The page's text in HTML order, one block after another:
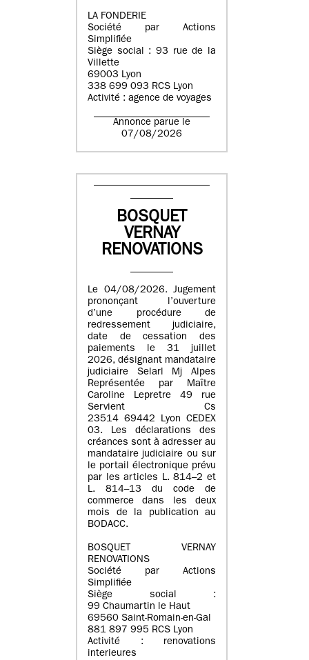
LA FONDERIE
Société par Actions
Simplifiée
Siège social : 93 rue de la
Villette
69003 Lyon
338 699 093 RCS Lyon
Activité : agence de voyages
Annonce parue le
07/08/2026
BOSQUET
VERNAY
RENOVATIONS
Le 04/08/2026. Jugement
prononçant l’ouverture
d’une procédure de
redressement judiciaire,
date de cessation des
paiements le 31 juillet
2026, désignant mandataire
judiciaire Selarl Mj Alpes
Représentée par Maître
Caroline Lepretre 49 rue
Servient Cs
23514 69442 Lyon CEDEX
03. Les déclarations des
créances sont à adresser au
mandataire judiciaire ou sur
le portail électronique prévu
par les articles L. 814–2 et
L. 814–13 du code de
commerce dans les deux
mois de la publication au
BODACC.
BOSQUET VERNAY
RENOVATIONS
Société par Actions
Simplifiée
Siège social :
99 Chaumartin le Haut
69560 Saint-Romain-en-Gal
881 897 995 RCS Lyon
Activité : renovations
interieures